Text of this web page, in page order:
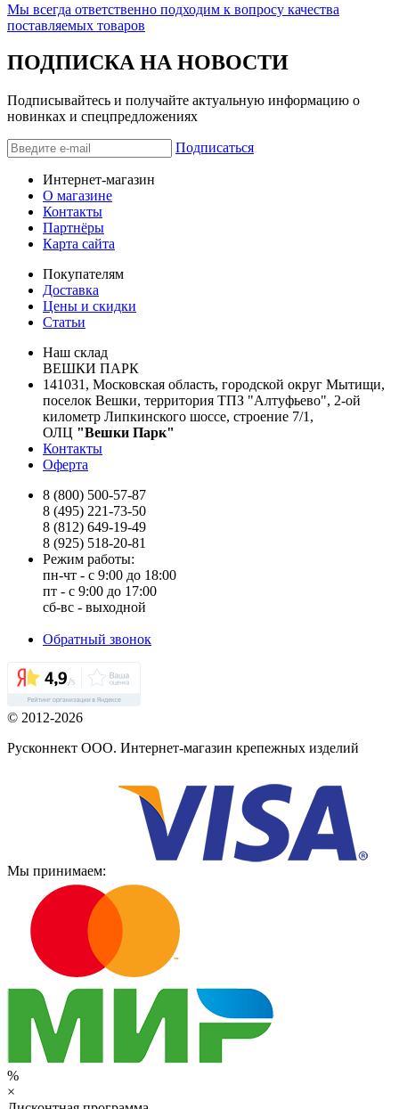
Мы всегда ответственно подходим к вопросу качества
поставляемых товаров
ПОДПИСКА НА НОВОСТИ
Подписывайтесь и получайте актуальную информацию о
новинках и спецпредложениях
Подписаться
Интернет-магазин
О магазине
Контакты
Партнёры
Карта сайта
Покупателям
Доставка
Цены и скидки
Статьи
Наш склад
ВЕШКИ ПАРК
141031, Московская область, городской округ Мытищи,
поселок Вешки, территория ТПЗ "Алтуфьево", 2-ой
километр Липкинского шоссе, строение 7/1,
ОЛЦ "Вешки Парк"
Контакты
Оферта
8 (800) 500-57-87
8 (495) 221-73-50
8 (812) 649-19-49
8 (925) 518-20-81
Режим работы:
пн-чт - с 9:00 до 18:00
пт - с 9:00 до 17:00
сб-вс - выходной
Обратный звонок
© 2012-2026
Русконнект ООО. Интернет-магазин крепежных изделий
Мы принимаем:
%
×